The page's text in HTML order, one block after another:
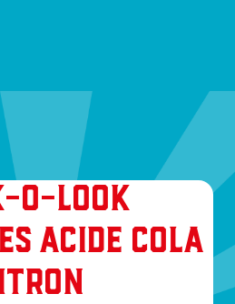
O-LOOK
ACIDE COLA